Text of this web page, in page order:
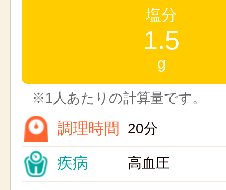
塩分
1.5
g
※1人あたりの計算量です。
調理時間 20分
疾病 高血圧